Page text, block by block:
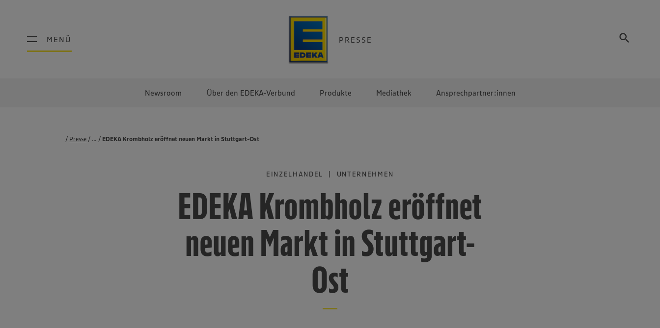
MENÜ PRESSE
MENÜ
Newsroom Über den EDEKA-Verbund Produkte Mediathek Ansprechpartner:innen
Presse Pressemeldungen
EDEKA Krombholz eröffnet neuen Markt in Stuttgart-Ost
...
EINZELHANDEL | UNTERNEHMEN
EDEKA Krombholz eröffnet
neuen Markt in Stuttgart-
Ost